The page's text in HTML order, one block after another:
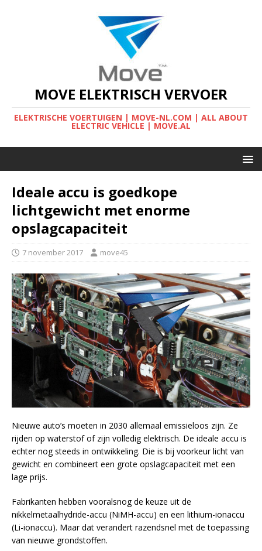
MOVE ELEKTRISCH VERVOER
ELEKTRISCHE VOERTUIGEN | MOVE-NL.COM | ALL ABOUT
ELECTRIC VEHICLE | MOVE.AL
Ideale accu is goedkope
lichtgewicht met enorme
opslagcapaciteit
7 november 2017 move45
Nieuwe auto’s moeten in 2030 allemaal emissieloos zijn. Ze
rijden op waterstof of zijn volledig elektrisch. De ideale accu is
echter nog steeds in ontwikkeling. Die is bij voorkeur licht van
gewicht en combineert een grote opslagcapaciteit met een
lage prijs.
Fabrikanten hebben vooralsnog de keuze uit de
nikkelmetaalhydride-accu (NiMH-accu) en een lithium-ionaccu
(Li-ionaccu). Maar dat verandert razendsnel met de toepassing
van nieuwe grondstoffen.